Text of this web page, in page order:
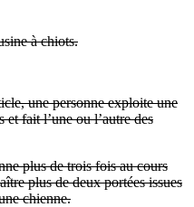
à chiots.
une personne exploite une
et fait l’une ou l’autre des
plus de trois fois au cours
plus de deux portées issues
chienne.